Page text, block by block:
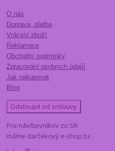
O nás
Doprava, platba
Vrácení zboží
Reklamace
Obchodní podmínky
Zpracování osobních údajů
Jak nakupovat
Blog
Odstoupit od smlouvy
Pre návštevníkov zo SR
máme darčekový e-shop tu: